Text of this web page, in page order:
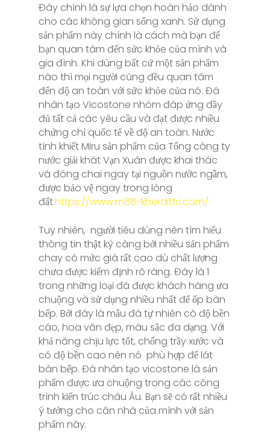
Đây chính là sự lựa chọn hoàn hảo dành
cho các không gian sống xanh. Sử dụng
sản phẩm này chính là cách mà bạn để
bạn quan tâm đến sức khỏe của mình và
gia đình. Khi dùng bất cứ một sản phẩm
nào thì mọi người cũng đều quan tâm
đến độ an toàn với sức khỏe của nó. Đá
nhân tạo Vicostone nhóm đáp ứng đầy
đủ tất cả các yêu cầu và đạt được nhiều
chứng chỉ quốc tế về độ an toàn. Nước
tính khiết Miru sản phẩm của Tổng công ty
nước giải khát Vạn Xuân được khai thác
và đóng chai ngay tại nguồn nước ngầm,
được bảo vệ ngay trong lòng
đất.https://www.m88-kherditfri.com/
Tuy nhiên, người tiêu dùng nên tìm hiểu
thông tin thật kỹ càng bởi nhiều sản phẩm
chay có mức giá rất cao dù chất lượng
chưa được kiểm định rõ ràng. Đây là 1
trong những loại đá được khách hàng ưa
chuộng và sử dụng nhiều nhất để ốp bàn
bếp. Bởi đây là mẫu đá tự nhiên có độ bền
cáo, hoa văn đẹp, màu sắc đa dạng. Với
khả năng chịu lực tốt, chống trầy xước và
có độ bền cao nên nó phù hợp để lát
bàn bếp. Đá nhân tạo vicostone là sản
phẩm được ưa chuộng trong các công
trình kiến trúc châu Âu. Bạn sẽ có rất nhiều
ý tưởng cho căn nhà của mình với sản
phẩm này.